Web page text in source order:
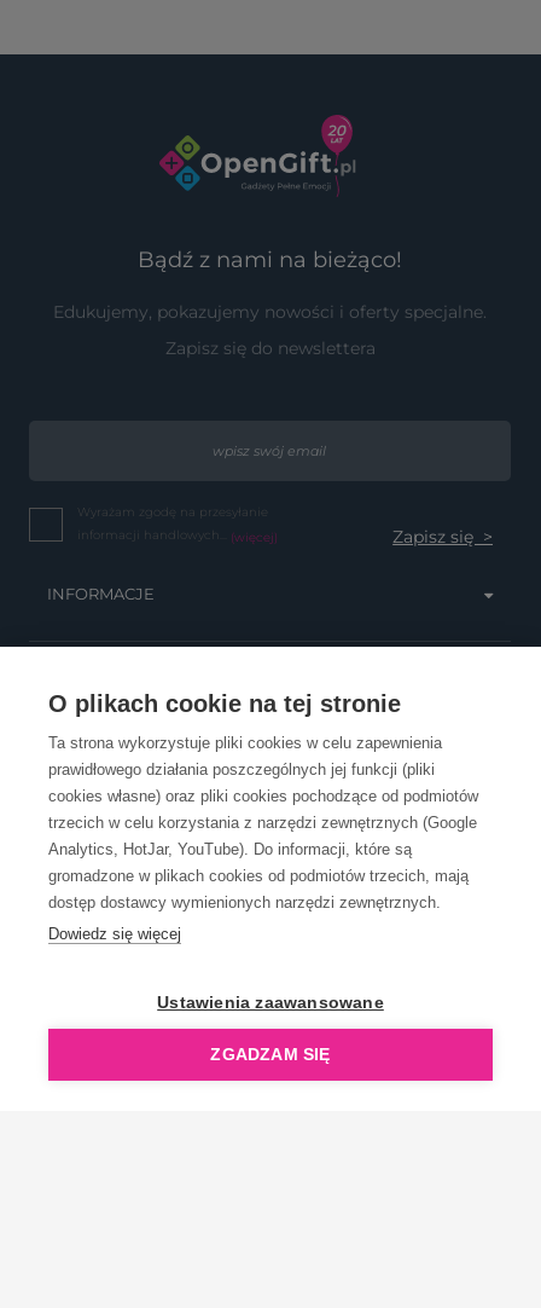
O plikach cookie na tej stronie
Ta strona wykorzystuje pliki cookies w celu zapewnienia
prawidłowego działania poszczególnych jej funkcji (pliki
cookies własne) oraz pliki cookies pochodzące od podmiotów
trzecich w celu korzystania z narzędzi zewnętrznych (Google
Analytics, HotJar, YouTube). Do informacji, które są
gromadzone w plikach cookies od podmiotów trzecich, mają
dostęp dostawcy wymienionych narzędzi zewnętrznych.
Dowiedz się więcej
Ustawienia zaawansowane
ZGADZAM SIĘ
Bądź z nami na bieżąco!
Edukujemy, pokazujemy nowości i oferty specjalne.
Zapisz się do newslettera
Wyrażam zgodę na przesyłanie
informacji handlowych... (więcej)
INFORMACJE
OBSŁUGA KLIENTA
KONTAKT
OpenGift jest częścią ReflectGroup.